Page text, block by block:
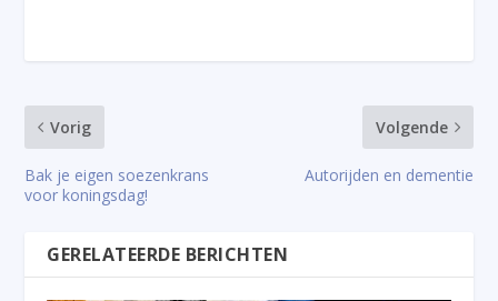
Vorig
Bak je eigen soezenkrans
voor koningsdag!
Volgende
Autorijden en dementie
GERELATEERDE BERICHTEN